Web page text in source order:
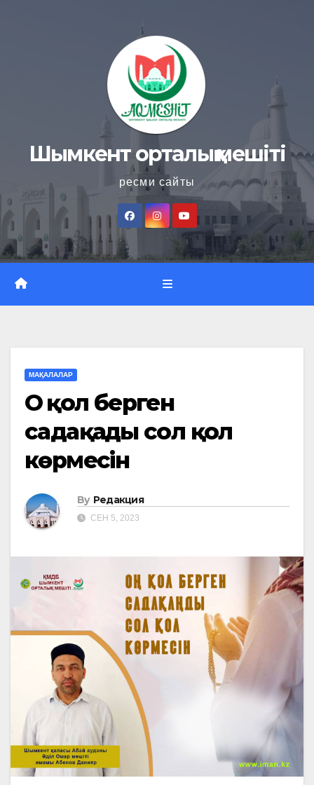
Шымкент орталық мешіті
ресми сайты
МАҚАЛАЛАР
Оң қол берген
садақаңды сол қол
көрмесін
By Редакция
СЕН 5, 2023